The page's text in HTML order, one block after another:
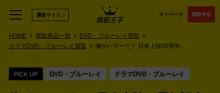
マイページ 買取申込
通販サイト
HOME 買取商品一覧
DVD・ブルーレイ買取
ドラマDVD・ブルーレイ買取
俺がハマーだ！ 日本上陸35周年...
PICK UP DVD・ブルーレイ ドラマDVD・ブルーレイ